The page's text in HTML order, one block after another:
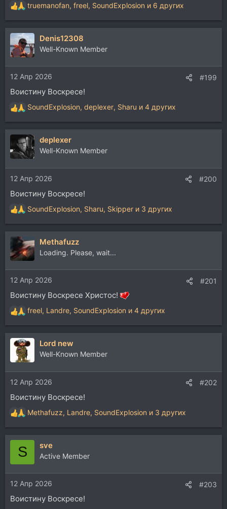
Р
е
а
к
ц
и
и
:
truemanofan, freel, SoundExplosion и 6 других
Denis12308
Well-Known Member
12 Апр 2026 #199
Воистину Воскресе!
Р
е
а
ц
и
и
:
SoundExplosion, deplexer, Sharu и 4 других
deplexer
Well-Known Member
12 Апр 2026 #200
Воистину Воскресе!
Р
е
а
к
ц
и
и
:
SoundExplosion, Sharu, Skipper и 3 других
Methafuzz
Loading. Please, wait...
12 Апр 2026 #201
Воистину Воскресе Христос!
Р
е
а
и
и
:
freel, Landre, SoundExplosion и 4 других
Lord new
Well-Known Member
12 Апр 2026 #202
Воистину Воскресе!
Р
е
а
и
и
:
Methafuzz, Landre, SoundExplosion и 3 других
S sve
Active Member
12 Апр 2026 #203
Воистину Воскресе!